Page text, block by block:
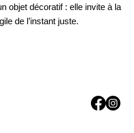
objet décoratif : elle invite à la
de l’instant juste.